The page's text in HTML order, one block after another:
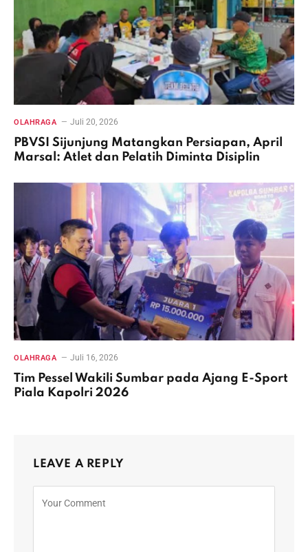
OLAHRAGA Juli 20, 2026
PBVSI Sijunjung Matangkan Persiapan, April
Marsal: Atlet dan Pelatih Diminta Disiplin
OLAHRAGA Juli 16, 2026
Tim Pessel Wakili Sumbar pada Ajang E-Sport
Piala Kapolri 2026
LEAVE A REPLY